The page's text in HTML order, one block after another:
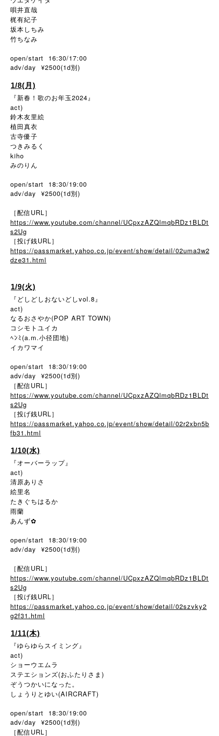
唄井直哉
梶有紀子
坂本しちみ
竹ちなみ
open/start 16:30/17:00
adv/day ¥2500(1d別 )
1/8(月)
『新春！歌のお年玉2024』
act)
鈴木友里絵
植田真衣
古寺優子
つきみるく
kiho
みのりん
open/start 18:30/19:00
adv/day ¥2500(1d別)
［配信URL］
https://www.youtube.com/channel/UCpxzAZQlmqbRDz1BLDt
s2Ug
［投げ銭URL］
https://passmarket.yahoo.co.jp/event/show/detail/02uma3w2
dze31.html
1/9(火)
『どしどしおないどしvol.8』
act)
なるおさやか(POP ART TOWN)
コシモトユイカ
ﾍﾝﾐ(a.m.小径団地)
イカワマイ
open/start 18:30/19:00
adv/day ¥2500(1d別)
［配信URL］
https://www.youtube.com/channel/UCpxzAZQlmqbRDz1BLDt
s2Ug
［投げ銭URL］
https://passmarket.yahoo.co.jp/event/show/detail/02r2xbn5b
fb31.html
1/10(水)
『オーバーラップ』
act)
清原ありさ
絵里名
たきぐちはるか
雨蘭
あんず✿
open/start 18:30/19:00
adv/day ¥2500(1d別)
［配信URL］
https://www.youtube.com/channel/UCpxzAZQlmqbRDz1BLDt
s2Ug
［投げ銭URL］
https://passmarket.yahoo.co.jp/event/show/detail/02szvky2
g2f31.html
1/11(木)
『ゆらゆらスイミング』
act)
ショーウエムラ
ステエションズ(おふたりさま)
ぞうつかいになった。
しょうりとゆい(AIRCRAFT)
open/start 18:30/19:00
adv/day ¥2500(1d別)
［配信URL］